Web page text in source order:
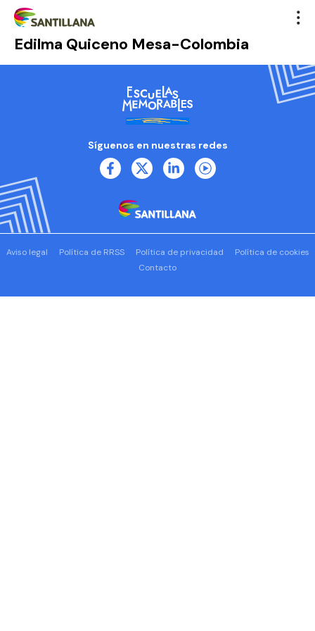
Edilma Quiceno Mesa-Colombia
Síguenos en nuestras redes
Aviso legal Política de RRSS Política de privacidad
Política de cookies
Contacto